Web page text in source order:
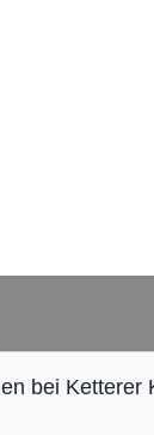
70
bei Ketterer